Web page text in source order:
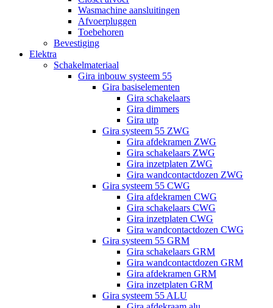
Wasmachine aansluitingen
Afvoerpluggen
Toebehoren
Bevestiging
Elektra
Schakelmateriaal
Gira inbouw systeem 55
Gira basiselementen
Gira schakelaars
Gira dimmers
Gira utp
Gira systeem 55 ZWG
Gira afdekramen ZWG
Gira schakelaars ZWG
Gira inzetplaten ZWG
Gira wandcontactdozen ZWG
Gira systeem 55 CWG
Gira afdekramen CWG
Gira schakelaars CWG
Gira inzetplaten CWG
Gira wandcontactdozen CWG
Gira systeem 55 GRM
Gira schakelaars GRM
Gira wandcontactdozen GRM
Gira afdekramen GRM
Gira inzetplaten GRM
Gira systeem 55 ALU